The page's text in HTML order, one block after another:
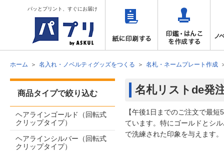
パッとプリント、すぐにお届け
ホーム 名入れ・ノベルティグッズをつくる 名札・ネームプレート作成
名札リストde発
【午後1日までのご注文で最
ています。特にゴールドとシ
で洗練された印象を与えます。
商品タイプで絞り込む
ヘアラインゴールド（回転式
クリップタイプ）
ヘアラインシルバー（回転式
クリップタイプ）